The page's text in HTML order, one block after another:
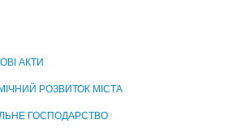
УСТАНОВИ ТА ЗАКЛАДИ
АКТИ
РОЗВИТОК МІСТА
ГОСПОДАРСТВО